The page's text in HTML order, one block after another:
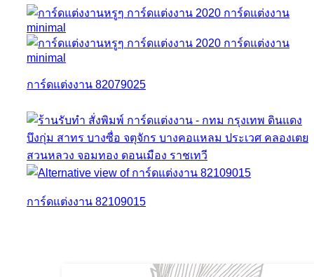
การ์ดแต่งงาน 82079025
การ์ดแต่งงาน 82109015